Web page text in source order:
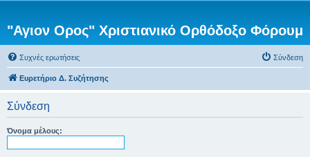
"Αγιον Ορος" Χριστιανικό Ορθόδοξο Φόρουμ
Συχνές ερωτήσεις Σύνδεση
Ευρετήριο Δ. Συζήτησης
Σύνδεση
Όνομα μέλους: